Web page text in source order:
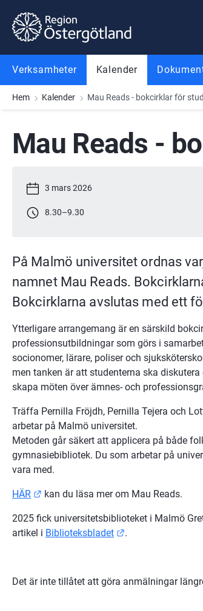
Gå till innehåll
Gå till meny
Gå till sidfot
Verksamheter Kalender
Hem Kalender Mau Reads - bokcirklar för
Mau Reads -
3 mars 2026
8.30–9.30
På Malmö universitet ordnas
namnet Mau Reads.
Bokcirklarna avslutas med ett
Ytterligare arrangemang är en särskild
professionsutbildningar som görs i
socionomer, lärare, poliser och
men tanken är att studenterna ska
skapa möten över ämnes- och
Träffa Pernilla Fröjdh, Pernilla Tejera och
arbetar på Malmö universitet.
Metoden går säkert att applicera på både
gymnasiebibliotek. Du som arbetar på
vara med.
HÄR Länk till annan webbplats.
kan du läsa mer om Mau Reads.
2025 fick universitetsbiblioteket i Malmö
artikel i Biblioteksbladet Länk till annan
.
Det är inte tillåtet att göra anmälningar